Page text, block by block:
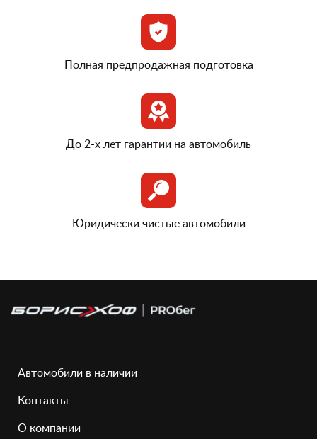
Полная предпродажная подготовка
До 2-х лет гарантии на автомобиль
Юридически чистые автомобили
Автомобили в наличии
Контакты
О компании